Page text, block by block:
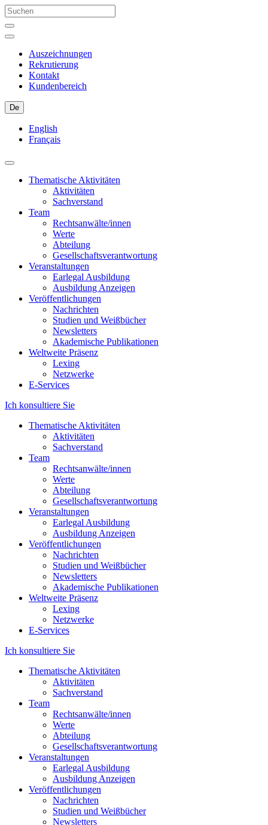
Auszeichnungen
Rekrutierung
Kontakt
Kundenbereich
De
English
Français
Thematische Aktivitäten
Aktivitäten
Sachverstand
Team
Rechtsanwälte/innen
Werte
Abteilung
Gesellschaftsverantwortung
Veranstaltungen
Earlegal Ausbildung
Ausbildung Anzeigen
Veröffentlichungen
Nachrichten
Studien und Weißbücher
Newsletters
Akademische Publikationen
Weltweite Präsenz
Lexing
Netzwerke
E-Services
Ich konsultiere Sie
Thematische Aktivitäten
Aktivitäten
Sachverstand
Team
Rechtsanwälte/innen
Werte
Abteilung
Gesellschaftsverantwortung
Veranstaltungen
Earlegal Ausbildung
Ausbildung Anzeigen
Veröffentlichungen
Nachrichten
Studien und Weißbücher
Newsletters
Akademische Publikationen
Weltweite Präsenz
Lexing
Netzwerke
E-Services
Ich konsultiere Sie
Thematische Aktivitäten
Aktivitäten
Sachverstand
Team
Rechtsanwälte/innen
Werte
Abteilung
Gesellschaftsverantwortung
Veranstaltungen
Earlegal Ausbildung
Ausbildung Anzeigen
Veröffentlichungen
Nachrichten
Studien und Weißbücher
Newsletters